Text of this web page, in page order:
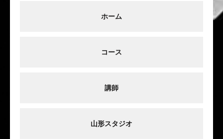
ホーム
コース
講師
山形スタジオ